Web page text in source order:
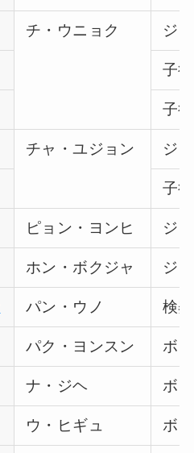
チ・ウニョク ジ
子
子
チャ・ユジョン ジ
子
ピョン・ヨンヒ ジ
ホン・ボクジャ ジ
パン・ウノ 検
パク・ヨンスン ボ
ナ・ジヘ ボ
ウ・ヒギュ ボ